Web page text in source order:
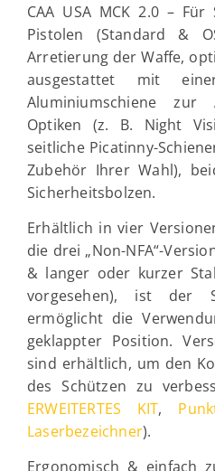
CAA USA MCK 2.0 – Für
Pistolen (Standard &
Arretierung der Waffe,
ausgestattet mit
Aluminiumschiene
Optiken (z. B. Night
seitliche Picatinny-
Zubehör Ihrer Wahl),
Sicherheitsbolzen.
Erhältlich in vier
die drei „Non-NFA“-
& langer oder kurzer
vorgesehen), ist der
ermöglicht die
geklappter Position.
sind erhältlich, um den
des Schützen zu
ERWEITERTES KIT,
Laserbezeichner).
Ergonomisch & einfach